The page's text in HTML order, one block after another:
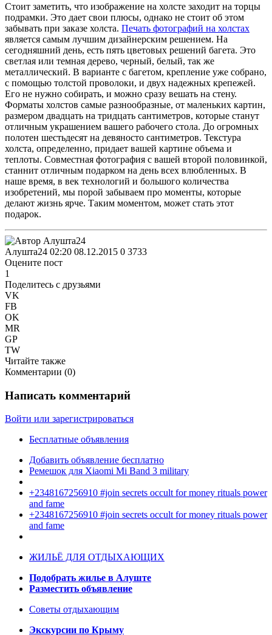
Стоит заметить, что изображение на холсте заходит на торцы
подрамки. Это дает свои плюсы, однако не стоит об этом
забывать при заказе холста. Печать фотографий на холстах
является самым лучшим дизайнерским решением. На
сегодняшний день, есть пять цветовых решений багета. Это
светлая или темная дерево, черный, белый, так же
металлический. В варианте с багетом, крепление уже собрано,
с помощью толстой проволоки, и двух надежных крепежей.
Его не нужно собирать, и можно сразу вешать на стену.
Форматы холстов самые разнообразные, от маленьких картин,
размером двадцать на тридцать сантиметров, которые станут
отличным украшением вашего рабочего стола. До огромных
полотен шестьдесят на девяносто сантиметров. Текстура
холста, определенно, придает вашей картине объема и
теплоты. Совместная фотография с вашей второй половинкой,
станнит отличным подарком на день всех влюбленных. В
наше время, в век технологий и большого количества
изобретений, мы порой забываем про моменты, которые
делают жизнь ярче. Таким моментом, может стать этот
подарок.
Алушта24 02:20 08.12.2015 0 3733
Оцените пост
1
Поделитесь с друзьями
VK
FB
OK
MR
GP
TW
Читайте также
Комментарии (0)
Написать комментарий
Войти или зарегистрироваться
Бесплатные объявления
Добавить объявление бесплатно
Ремешок для Xiaomi Mi Band 3 military
+2348167256910 #join secrets occult for money rituals power
and fame
+2348167256910 #join secrets occult for money rituals power
and fame
ЖИЛЬЁ ДЛЯ ОТДЫХАЮЩИХ
Подобрать жилье в Алуште
Разместить объявление
Советы отдыхающим
Экскурсии по Крыму